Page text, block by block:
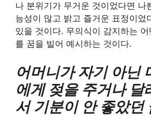
나 분위기가 무거운 것이었다면 나
능성이 많고 밝고 즐거운 표정이었
있을 것이다. 무의식이 감지하는
를 꿈을 빌어 예시하는 것이다.
어머니가 자기 아닌
에게 젖을 주거나 달
서 기분이 안 좋았던